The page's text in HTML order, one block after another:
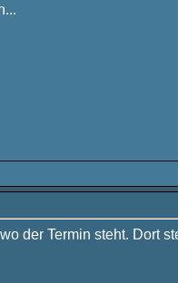
der Termin steht. Dort